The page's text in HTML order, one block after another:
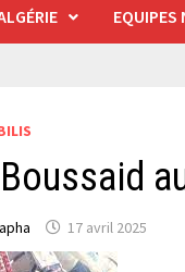
EQUIPES
17 avril 2025